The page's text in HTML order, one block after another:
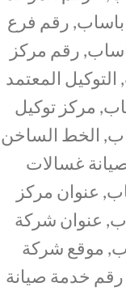
رقم فرع
رقم مركز
المعتمد
مركز توكيل
الخط الساخن
غسالات
عنوان مركز
عنوان شركة
موقع شركة
خدمة صيانة